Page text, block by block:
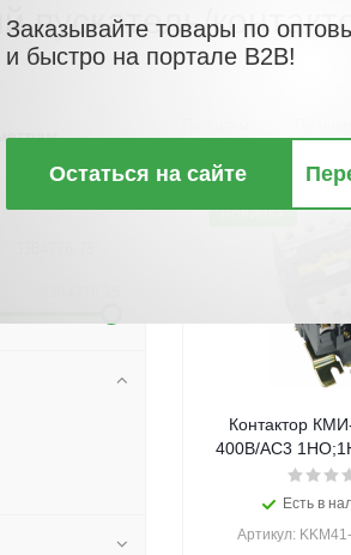
пускатель/
НОВИНКА
Контактор
400В/АС3
Есть в
Артикул:
Заказывайте товары по
и быстро на портале B2B!
Остаться на сайте